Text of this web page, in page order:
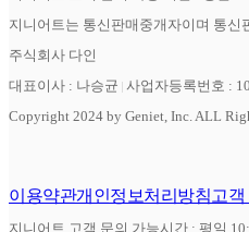
지니어트는 통신판매중개자이며 통신
주식회사 다인
대표이사 : 나승균 사업자등록번호 :
Copyright 2024 by Geniet, Inc. ALL
이용약관개인정보처리방침고객
지니어트 고객 문의 가능시간 : 평일